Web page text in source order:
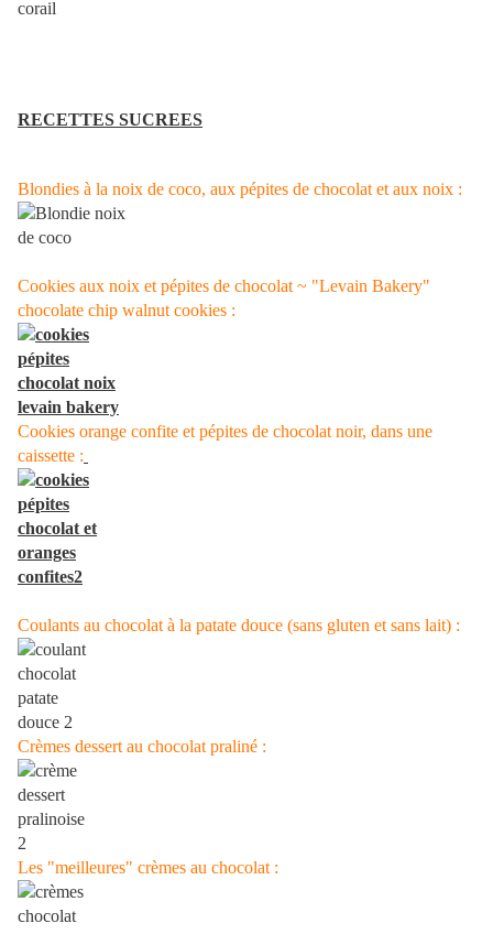
RECETTES SUCREES
Blondies à la noix de coco, aux pépites de chocolat et aux noix :
Cookies aux noix et pépites de chocolat ~ "Levain Bakery"
chocolate chip walnut cookies :
Cookies orange confite et pépites de chocolat noir, dans une
caissette :
Coulants au chocolat à la patate douce (sans gluten et sans lait) :
Crèmes dessert au chocolat praliné :
Les "meilleures" crèmes au chocolat :